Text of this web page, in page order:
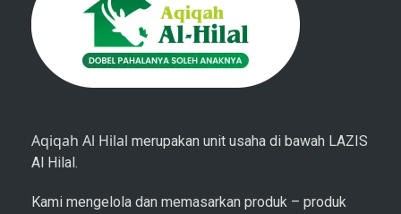
Aqiqah Al Hilal merupakan unit usaha di bawah LAZIS
Al Hilal.
Kami mengelola dan memasarkan produk – produk